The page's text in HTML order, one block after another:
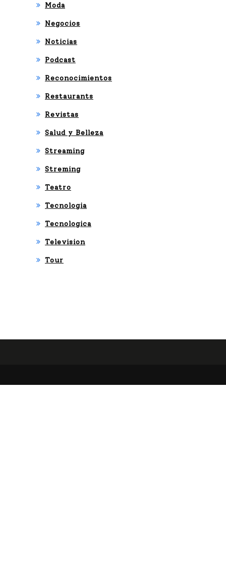
Moda
Negocios
Noticias
Podcast
Reconocimientos
Restaurants
Revistas
Salud y Belleza
Streaming
Streming
Teatro
Tecnologia
Tecnologica
Television
Tour